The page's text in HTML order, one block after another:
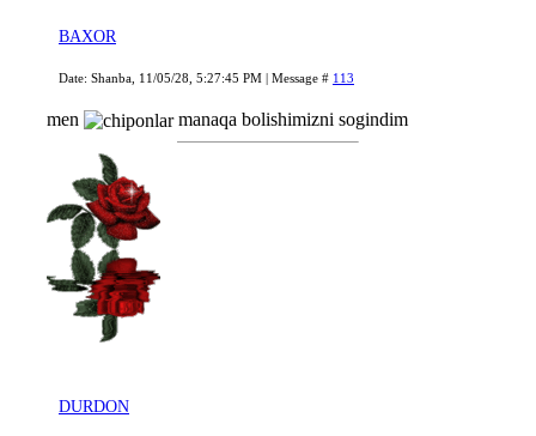
BAXOR
Date: Shanba, 11/05/28, 5:27:45 PM | Message # 113
men manaqa bolishimizni sogindim
DURDON